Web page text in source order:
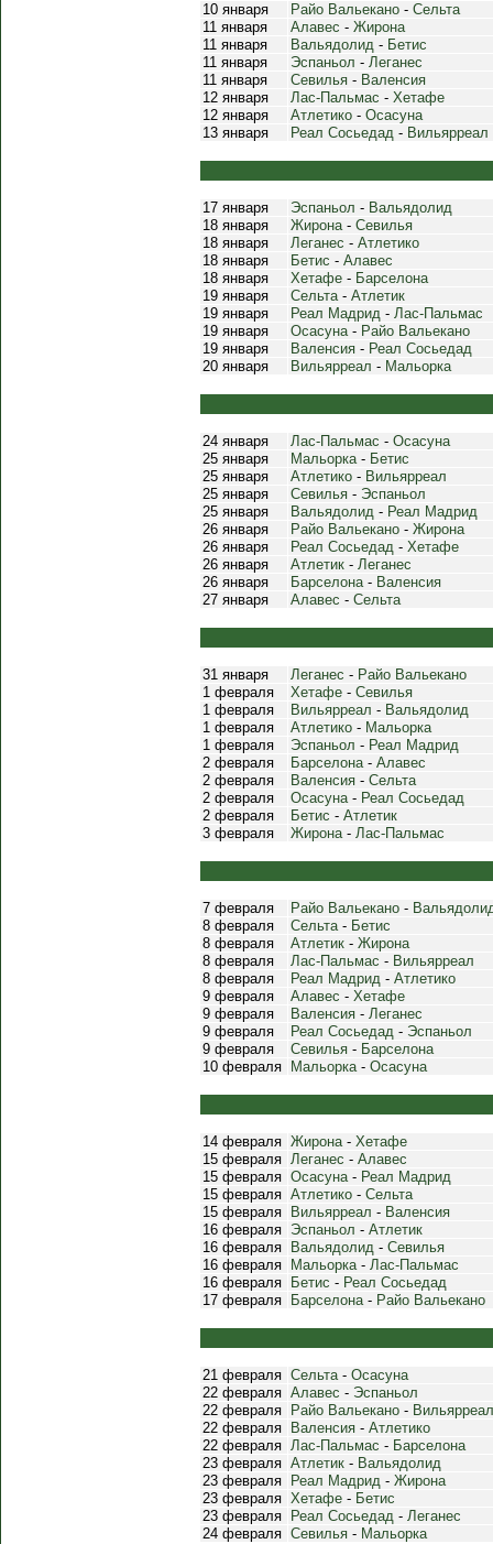
10 января Райо Вальекано - Сельта
11 января
Алавес - Жирона
11 января
Вальядолид - Бетис
11 января
Эспаньол - Леганес
11 января
Севилья - Валенсия
12 января
Лас-Пальмас - Хетафе
12 января
Атлетико - Осасуна
13 января
Реал Сосьедад - Вильярреал
17 января Эспаньол - Вальядолид
18 января
Жирона- Севилья
18 января
Леганес - Атлетико
18 января
Бетис - Алавес
18 января
Хетафе - Барселона
19 января
Сельта- Атлетик
19 января
Реал Мадрид - Лас-Пальмас
19 января
Осасуна- Райо Вальекано
19 января
Валенсия - Реал Сосьедад
20 января
Вильярреал - Мальорка
24 января Лас-Пальмас - Осасуна
25 января
Мальорка- Бетис
25 января
Атлетико - Вильярреал
25 января
Севилья - Эспаньол
25 января
Вальядолид - Реал Мадрид
26 января
Райо Вальекано - Жирона
26 января
Реал Сосьедад - Хетафе
26 января
Атлетик - Леганес
26 января
Барселона- Валенсия
27 января
Алавес - Сельта
31 января Леганес - Райо Вальекано
1 февраля
Хетафе - Севилья
1 февраля
Вильярреал - Вальядолид
1 февраля
Атлетико - Мальорка
1 февраля
Эспаньол - Реал Мадрид
2 февраля
Барселона- Алавес
2 февраля
Валенсия - Сельта
2 февраля
Осасуна- Реал Сосьедад
2 февраля
Бетис - Атлетик
3 февраля
Жирона- Лас-Пальмас
7 февраля Райо Вальекано -
8 февраля
Сельта- Бетис
8 февраля
Атлетик - Жирона
8 февраля
Лас-Пальмас - Вильярреал
8 февраля
Реал Мадрид - Атлетико
9 февраля
Алавес - Хетафе
9 февраля
Валенсия - Леганес
9 февраля
Реал Сосьедад - Эспаньол
9 февраля
Севилья - Барселона
10 февраля
Мальорка- Осасуна
14 февраля Жирона- Хетафе
15 февраля Леганес - Алавес
15 февраля Осасуна- Реал Мадрид
15 февраля Атлетико - Сельта
15 февраля
Вильярреал - Валенсия
16 февраля Эспаньол - Атлетик
16 февраля
Вальядолид - Севилья
16 февраля
Мальорка- Лас-Пальмас
16 февраля
Бетис - Реал Сосьедад
17 февраля
Барселона- Райо Вальекано
21 февраля Сельта- Осасуна
22 февраля Алавес - Эспаньол
22 февраля
Райо Вальекано - Вильярреал
22 февраля
Валенсия - Атлетико
22 февраля Лас-Пальмас - Барселона
23 февраля Атлетик - Вальядолид
23 февраля
Реал Мадрид - Жирона
23 февраля Хетафе - Бетис
23 февраля
Реал Сосьедад - Леганес
24 февраля Севилья - Мальорка